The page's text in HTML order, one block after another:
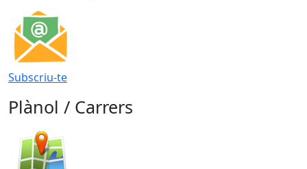
Subscriu-te
Plànol / Carrers